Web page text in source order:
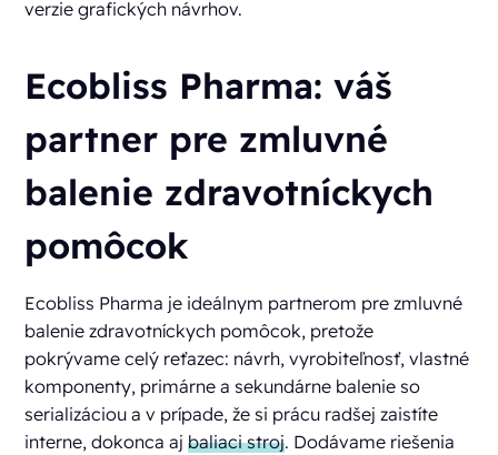
verzie grafických návrhov.
Ecobliss Pharma: váš
partner pre zmluvné
balenie zdravotníckych
pomôcok
Ecobliss Pharma je ideálnym partnerom pre zmluvné
balenie zdravotníckych pomôcok, pretože
pokrývame celý reťazec: návrh, vyrobiteľnosť, vlastné
komponenty, primárne a sekundárne balenie so
serializáciou a v prípade, že si prácu radšej zaistíte
interne, dokonca ajbaliaci stroj. Dodávame riešenia